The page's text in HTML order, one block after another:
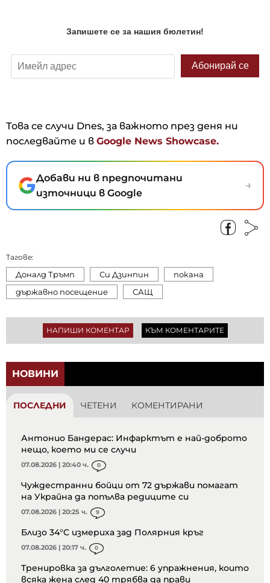
Това се случи Dnes, за важното през деня ни
последвайте и в Google News Showcase.
Добави ни в предпочитани
източници в Google
→
Тагове:
Доналд Тръмп Си Дзинпин
покана
държавно посещение
САЩ
НАПИШИ КОМЕНТАР КЪМ КОМЕНТАРИТЕ
НОВИНИ
ПОСЛЕДНИ ЧЕТЕНИ КОМЕНТИРАНИ
Антонио Бандерас: Инфарктът е най-доброто
нещо, което ми се случи
07.08.2026 | 20:40 ч. 0
Чуждестранни бойци от 72 държави помагат
на Украйна да попълва редиците си
07.08.2026 | 20:25 ч. 9
Близо 34°C измериха зад Полярния кръг
07.08.2026 | 20:17 ч. 0
Тренировка за дълголетие: 6 упражнения, които
всяка жена след 40 трябва да прави